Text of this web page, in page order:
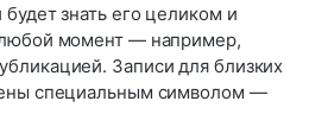
будет знать его целиком и
момент — например,
Записи для близких
специальным символом —